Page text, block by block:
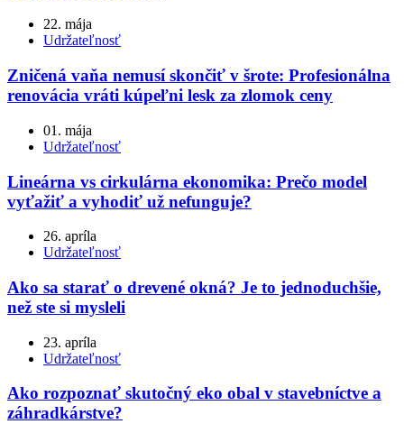
22. mája
Udržateľnosť
Zničená vaňa nemusí skončiť v šrote: Profesionálna
renovácia vráti kúpeľni lesk za zlomok ceny
01. mája
Udržateľnosť
Lineárna vs cirkulárna ekonomika: Prečo model
vyťažiť a vyhodiť už nefunguje?
26. apríla
Udržateľnosť
Ako sa starať o drevené okná? Je to jednoduchšie,
než ste si mysleli
23. apríla
Udržateľnosť
Ako rozpoznať skutočný eko obal v stavebníctve a
záhradkárstve?